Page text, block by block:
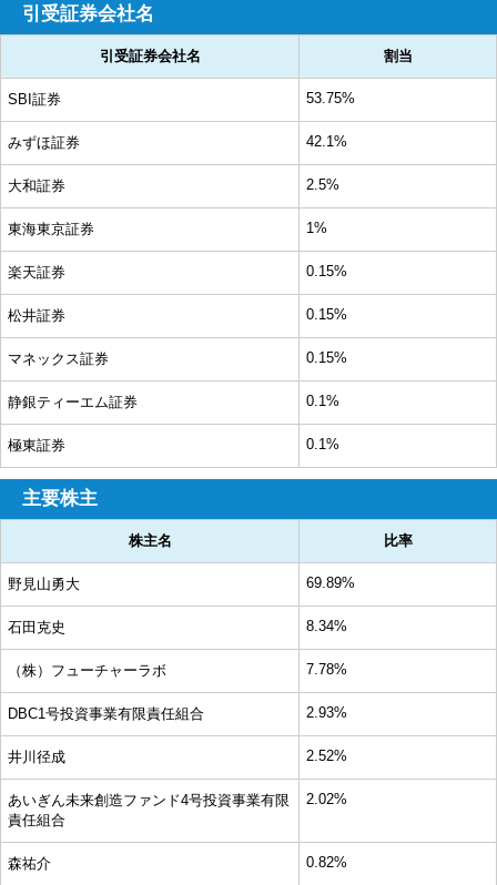
引受証券会社名
引受証券会社名 割当
SBI証券 53.75%
みずほ証券 42.1%
大和証券 2.5%
東海東京証券 1%
楽天証券 0.15%
松井証券 0.15%
マネックス証券 0.15%
静銀ティーエム証券 0.1%
極東証券 0.1%
主要株主
株主名 比率
野見山勇大 69.89%
石田克史 8.34%
（株）フューチャーラボ 7.78%
DBC1号投資事業有限責任組合 2.93%
井川径成 2.52%
あいぎん未来創造ファンド4号投資事業有限
責任組合
2.02%
森祐介 0.82%